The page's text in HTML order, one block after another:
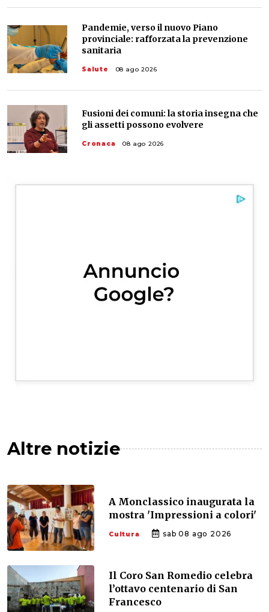
Pandemie, verso il nuovo Piano
provinciale: rafforzata la prevenzione
sanitaria
Salute 08 ago 2026
Fusioni dei comuni: la storia insegna che
gli assetti possono evolvere
Cronaca 08 ago 2026
Altre notizie
A Monclassico inaugurata la
mostra 'Impressioni a colori'
Cultura sab 08 ago 2026
Il Coro San Romedio celebra
l’ottavo centenario di San
Francesco